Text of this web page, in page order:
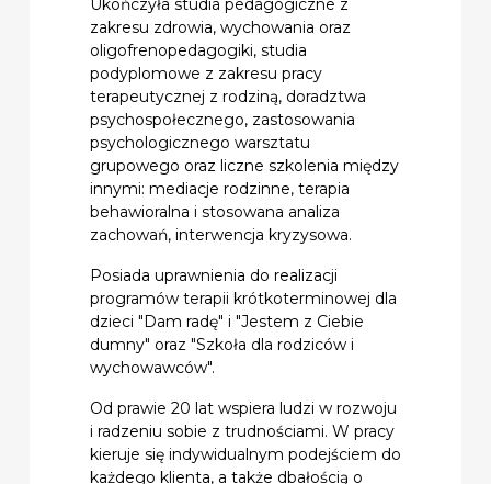
Ukończyła studia pedagogiczne z
zakresu zdrowia, wychowania oraz
oligofrenopedagogiki, studia
podyplomowe z zakresu pracy
terapeutycznej z rodziną, doradztwa
psychospołecznego, zastosowania
psychologicznego warsztatu
grupowego oraz liczne szkolenia między
innymi: mediacje rodzinne, terapia
behawioralna i stosowana analiza
zachowań, interwencja kryzysowa.
Posiada uprawnienia do realizacji
programów terapii krótkoterminowej dla
dzieci "Dam radę" i "Jestem z Ciebie
dumny" oraz "Szkoła dla rodziców i
wychowawców".
Od prawie 20 lat wspiera ludzi w rozwoju
i radzeniu sobie z trudnościami. W pracy
kieruje się indywidualnym podejściem do
każdego klienta, a także dbałością o